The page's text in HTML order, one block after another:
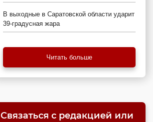
В выходные в Саратовской области ударит
39-градусная жара
Читать больше
Связаться с редакцией или